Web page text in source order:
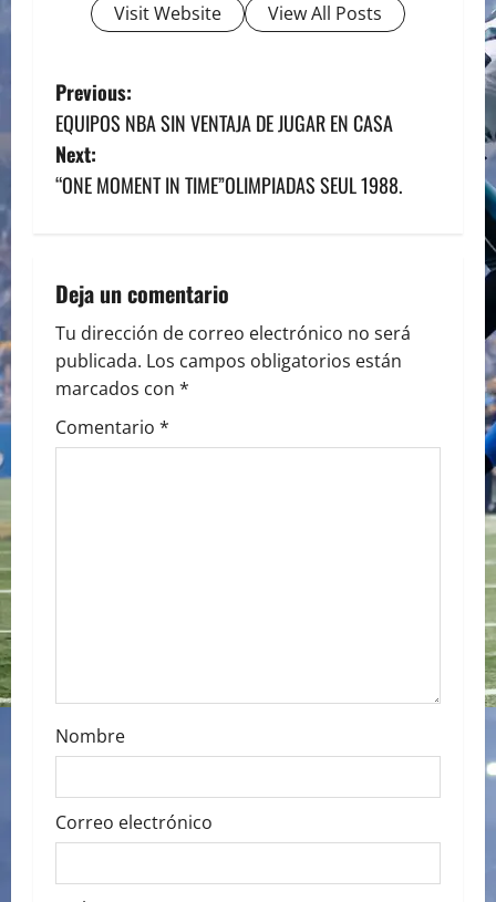
Visit Website View All Posts
P
o
s
n
a
v
i
n
Previous:
EQUIPOS NBA SIN VENTAJA DE JUGAR EN CASA
Next:
“ONE MOMENT IN TIME”OLIMPIADAS SEUL 1988.
Deja un comentario
Tu dirección de correo electrónico no será
publicada. Los campos obligatorios están
marcados con *
Comentario *
Nombre
Correo electrónico